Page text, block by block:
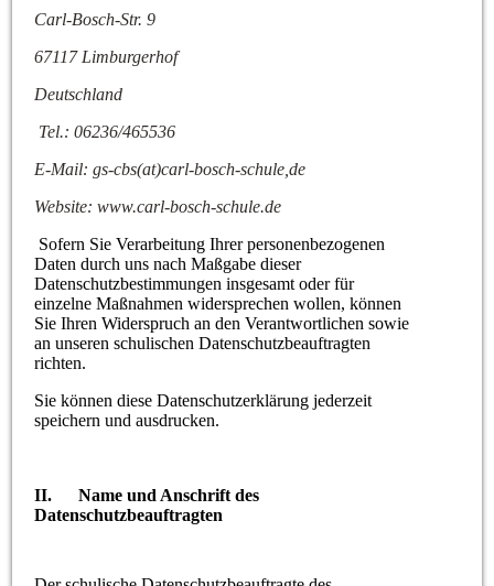
Carl-Bosch-Str. 9
67117 Limburgerhof
Deutschland
Tel.: 06236/465536
E-Mail: gs-cbs(at)carl-bosch-schule,de
Website: www.carl-bosch-schule.de
Sofern Sie Verarbeitung Ihrer personenbezogenen
Daten durch uns nach Maßgabe dieser
Datenschutzbestimmungen insgesamt oder für
einzelne Maßnahmen widersprechen wollen, können
Sie Ihren Widerspruch an den Verantwortlichen sowie
an unseren schulischen Datenschutzbeauftragten
richten.
Sie können diese Datenschutzerklärung jederzeit
speichern und ausdrucken.
II. Name und Anschrift des
Datenschutzbeauftragten